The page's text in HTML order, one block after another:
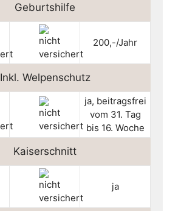
Geburtshilfe
200,-/Jahr
Inkl. Welpenschutz
ja, beitragsfrei
vom 31. Tag
bis 16. Woche
Kaiserschnitt
ja